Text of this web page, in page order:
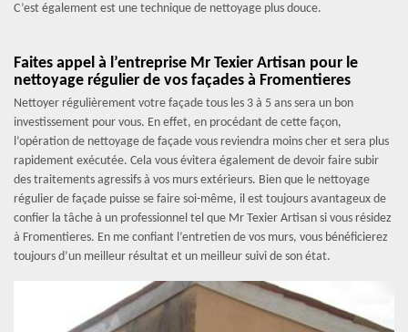
C’est également est une technique de nettoyage plus douce.
Faites appel à l’entreprise Mr Texier Artisan pour le
nettoyage régulier de vos façades à Fromentieres
Nettoyer régulièrement votre façade tous les 3 à 5 ans sera un bon
investissement pour vous. En effet, en procédant de cette façon,
l’opération de nettoyage de façade vous reviendra moins cher et sera plus
rapidement exécutée. Cela vous évitera également de devoir faire subir
des traitements agressifs à vos murs extérieurs. Bien que le nettoyage
régulier de façade puisse se faire soi-même, il est toujours avantageux de
confier la tâche à un professionnel tel que Mr Texier Artisan si vous résidez
à Fromentieres. En me confiant l’entretien de vos murs, vous bénéficierez
toujours d’un meilleur résultat et un meilleur suivi de son état.